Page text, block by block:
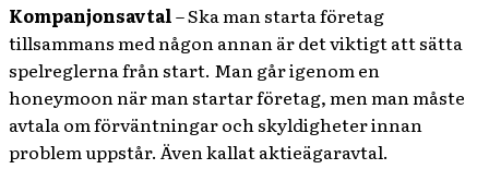
Kompanjonsavtal– Ska man starta företag
tillsammans med någon annan är det viktigt att sätta
spelreglerna från start. Man går igenom en
honeymoon när man startar företag, men man måste
avtala om förväntningar och skyldigheter innan
problem uppstår. Även kallat aktieägaravtal.